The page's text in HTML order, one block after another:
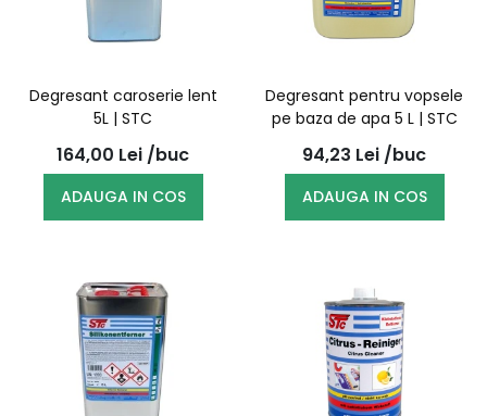
Degresant caroserie lent
5L | STC
164,00 Lei /buc
ADAUGA IN COS
Degresant pentru vopsele
pe baza de apa 5 L | STC
94,23 Lei /buc
ADAUGA IN COS